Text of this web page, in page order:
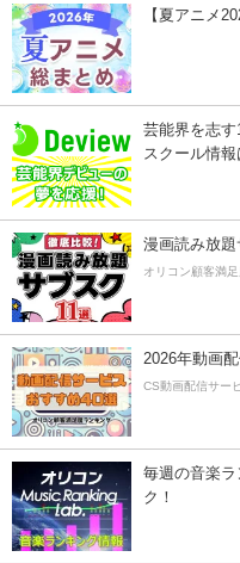
【夏アニメ
芸能界を志す
スクール情
漫画読み放題
オリコン顧客満
2026年動画
CS動画配信サー
毎週の音楽
ク！